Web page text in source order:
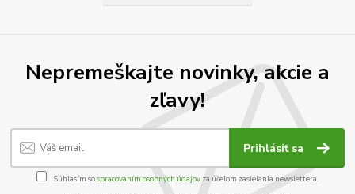
Nepremeškajte novinky, akcie a
zľavy!
Prihlásiť sa
Súhlasím sospracovaním osobných údajov za účelom zasielania newslettera.